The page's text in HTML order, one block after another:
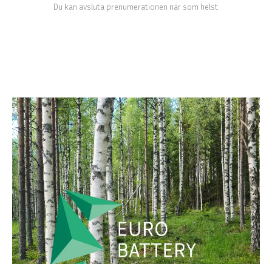
Du kan avsluta prenumerationen när som helst.